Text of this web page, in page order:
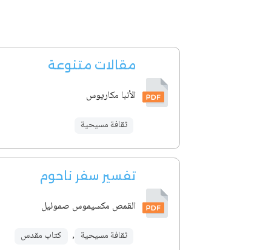
مقالات متنوعة
الأنبا مكاريوس
ثقافة مسيحية
تفسير سفر ناحوم
القمص مكسيموس صموئيل
ثقافة مسيحية , كتاب مقدس